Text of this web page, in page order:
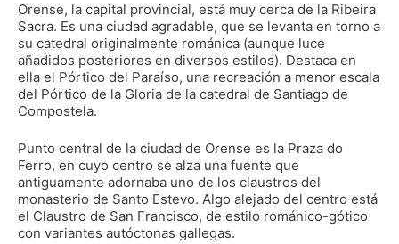
Orense, la capital provincial, está muy cerca de la Ribeira
Sacra. Es una ciudad agradable, que se levanta en torno a
su catedral originalmente románica (aunque luce
añadidos posteriores en diversos estilos). Destaca en
ella el Pórtico del Paraíso, una recreación a menor escala
del Pórtico de la Gloria de la catedral de Santiago de
Compostela.
Punto central de la ciudad de Orense es la Praza do
Ferro, en cuyo centro se alza una fuente que
antiguamente adornaba uno de los claustros del
monasterio de Santo Estevo. Algo alejado del centro está
el Claustro de San Francisco, de estilo románico-gótico
con variantes autóctonas gallegas.